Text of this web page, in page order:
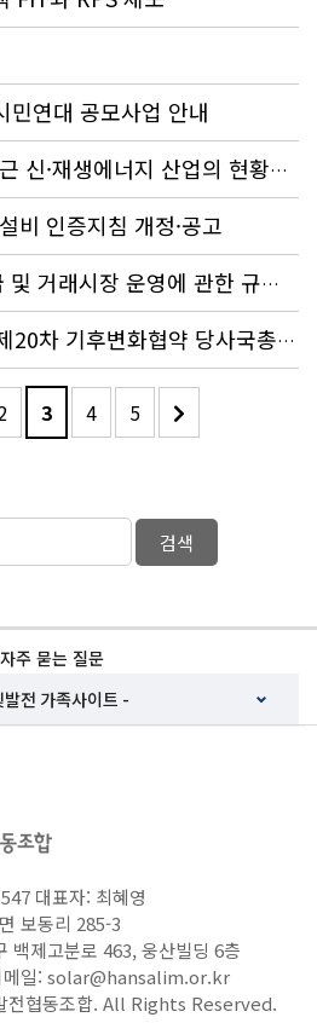
연대 공모사업 안내
「KIET 산업경제」 최근 신·재생에너지 산업의 현황과 과제
비 인증지침 개정·공고
[안내] 공급인증서 발급 및 거래시장 운영에 관한 규칙 개정·공고
[에너진 포커스 59호] 제20차 기후변화협약 당사국총회(COP 20)의 쟁점과 대응
3 4 5
검색
자주 묻는 질문
대표자: 최혜영
보동리 285-3
백제고분로 463, 웅산빌딩 6층
메일: solar@hansalim.or.kr
협동조합. All Rights Reserved.